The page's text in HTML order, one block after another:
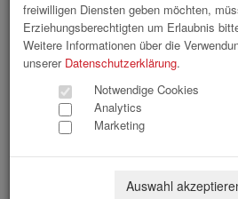
freiwilligen Diensten geben möchten,
Erziehungsberechtigten um Erlaubnis
Weitere Informationen über die
unserer Datenschutzerklärung.
Notwendige Cookies
Analytics
Marketing
Auswahl